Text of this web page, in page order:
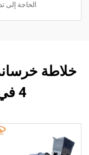
الحاجة إلى
خلاطة
4 في 1 للمقاولين